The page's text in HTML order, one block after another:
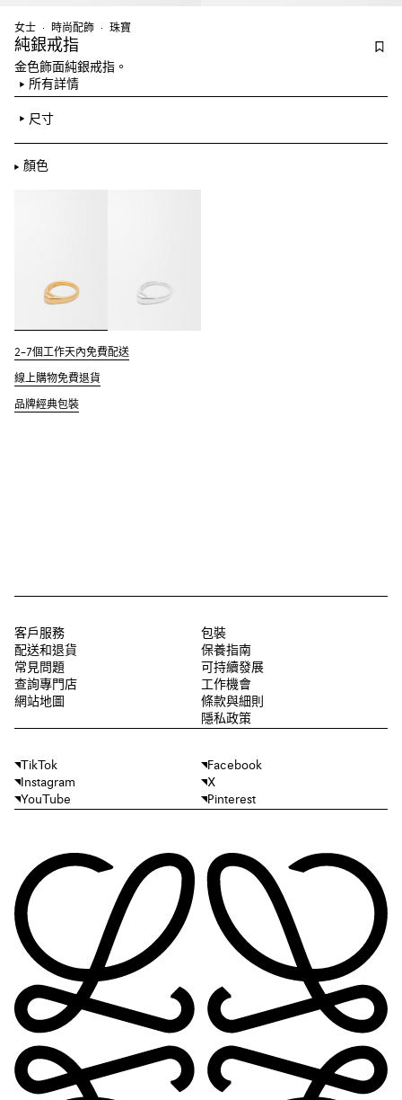
女士 時尚配飾 珠寶
純銀戒指
金色飾面純銀戒指。
所有詳情
尺寸
顏色
2–7個工作天內免費配送
線上購物免費退貨
品牌經典包裝
客戶服務
配送和退貨
常見問題
查詢專門店
網站地圖
包裝
保養指南
可持續發展
工作機會
條款與細則
隱私政策
TikTok
Facebook
Instagram
X
YouTube
Pinterest